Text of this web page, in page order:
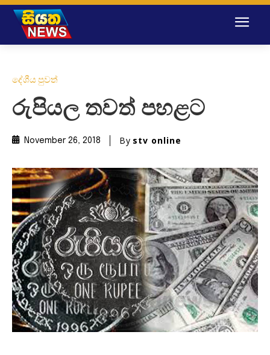
දේශීය පුවත්
රුපියල තවත් පහළට
November 26, 2018 By stv online